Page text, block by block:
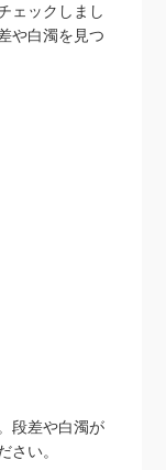
ェックしまし
や白濁を見つ
段差や白濁が
さい。